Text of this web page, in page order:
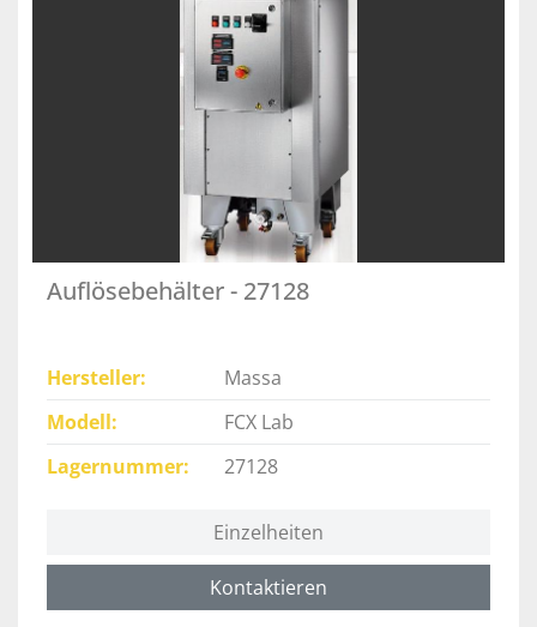
Auflösebehälter - 27128
Hersteller
Massa
Modell
FCX Lab
Lagernummer
27128
Einzelheiten
Kontaktieren